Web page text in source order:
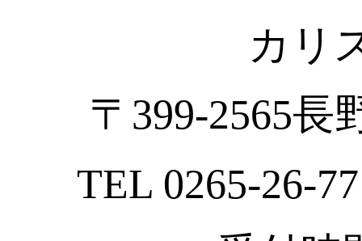
カリ
〒399-2565長
TEL 0265-26-